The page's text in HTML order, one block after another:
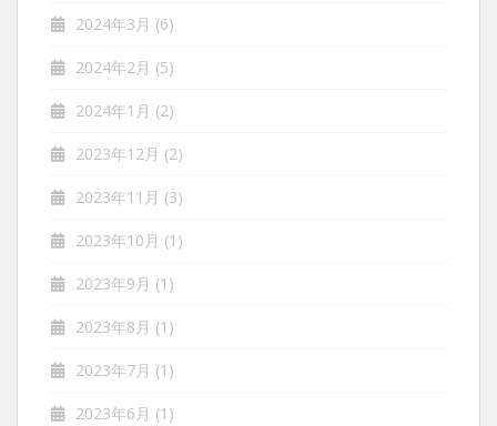
2024年3月 (6)
2024年2月 (5)
2024年1月 (2)
2023年12月 (2)
2023年11月 (3)
2023年10月 (1)
2023年9月 (1)
2023年8月 (1)
2023年7月 (1)
2023年6月 (1)